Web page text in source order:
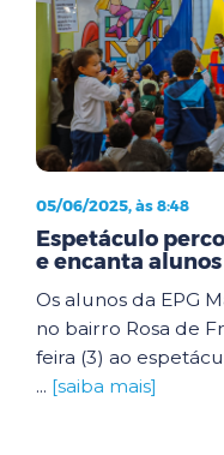
05/06/2025, às 8:48
Espetáculo
e encanta
Os alunos da EPG
no bairro Rosa de
feira (3) ao
... [saiba mais]